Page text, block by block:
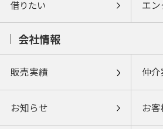
借りたい エ
会社情報
販売実績 仲
お知らせ お